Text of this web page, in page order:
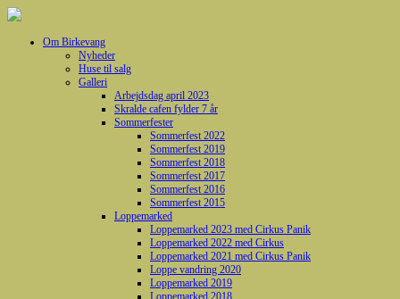
Om Birkevang
Nyheder
Huse til salg
Galleri
Arbejdsdag april 2023
Skralde cafen fylder 7 år
Sommerfester
Sommerfest 2022
Sommerfest 2019
Sommerfest 2018
Sommerfest 2017
Sommerfest 2016
Sommerfest 2015
Loppemarked
Loppemarked 2023 med Cirkus Panik
Loppemarked 2022 med Cirkus
Loppemarked 2021 med Cirkus Panik
Loppe vandring 2020
Loppemarked 2019
Loppemarked 2018